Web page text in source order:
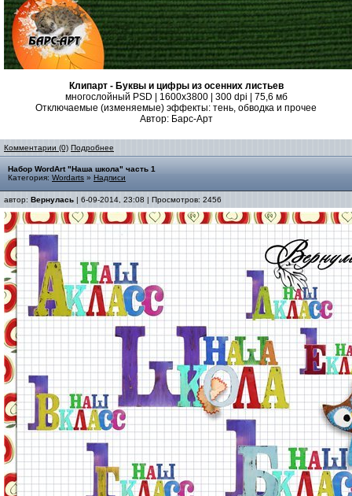
Клипарт - Буквы и цифры из осенних листьев
многослойный PSD | 1600x3800 | 300 dpi | 75,6 мб
Отключаемые (изменяемые) эффекты: тень, обводка и прочее
Автор: Барс-Арт
Комментарии (0) Подробнее
Набор WordArt "Наша школа" часть 1
Категория: Wordarts » Надписи
автор: Вернулась | 6-09-2014, 23:08 | Просмотров: 2456